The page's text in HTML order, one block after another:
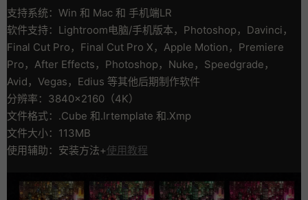
支持系统：Win 和 Mac 和 手机端LR
软件支持：Lightroom电脑/手机版本，Photoshop，Davinci，
Final Cut Pro，Final Cut Pro X，Apple Motion，Premiere
Pro，After Effects，Photoshop，Nuke，Speedgrade，
Avid，Vegas，Edius 等其他后期制作软件
分辨率：3840×2160（4K）
文件格式：.Cube 和.lrtemplate 和.Xmp
文件大小：113MB
使用辅助：安装方法+使用教程